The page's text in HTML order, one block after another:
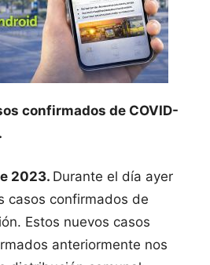
confirmados de COVID-
2023. Durante el día ayer
casos confirmados de
Estos nuevos casos
anteriormente nos